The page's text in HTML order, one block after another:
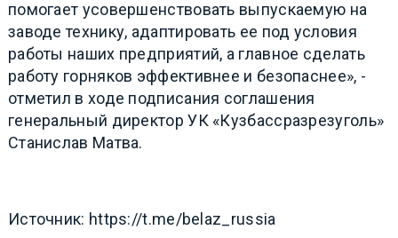
помогает усовершенствовать выпускаемую на
заводе технику, адаптировать ее под условия
работы наших предприятий, а главное сделать
работу горняков эффективнее и безопаснее», -
отметил в ходе подписания соглашения
генеральный директор УК «Кузбассразрезуголь»
Станислав Матва.
Источник: https://t.me/belaz_russia